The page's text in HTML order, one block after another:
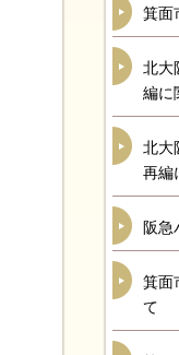
箕面
北大
編に
北大
再編
阪急
箕面
て